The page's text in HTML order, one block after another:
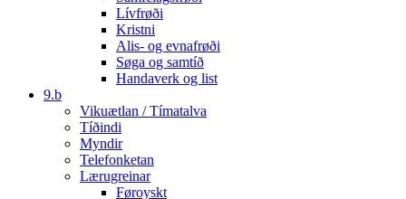
Lívfrøði
Kristni
Alis- og evnafrøði
Søga og samtíð
Handaverk og list
9.b
Vikuætlan / Tímatalva
Tíðindi
Myndir
Telefonketan
Lærugreinar
Føroyskt